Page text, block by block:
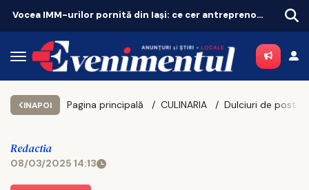
Vocea IMM-urilor pornită din Iași: ce cer antreprenorii de la noul buget UE
INAPOI Pagina principală CULINARIA
Redactia
08/03/2025 14:13